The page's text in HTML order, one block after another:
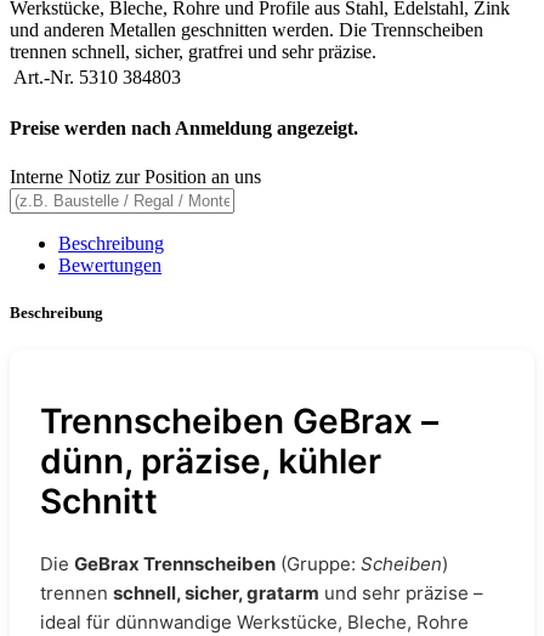
Werkstücke, Bleche, Rohre und Profile aus Stahl, Edelstahl, Zink
und anderen Metallen geschnitten werden. Die Trennscheiben
trennen schnell, sicher, gratfrei und sehr präzise.
Art.-Nr. 5310 384803
Preise werden nach Anmeldung angezeigt.
Interne Notiz zur Position an uns
Beschreibung
Bewertungen
Beschreibung
Trennscheiben GeBrax –
dünn, präzise, kühler
Schnitt
Die GeBrax Trennscheiben (Gruppe: Scheiben)
trennen schnell, sicher, gratarm und sehr präzise –
ideal für dünnwandige Werkstücke, Bleche, Rohre